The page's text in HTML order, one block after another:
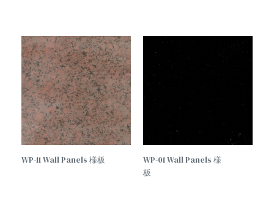
WP-11 Wall Panels 樣板
WP-01 Wall Panels 樣
板